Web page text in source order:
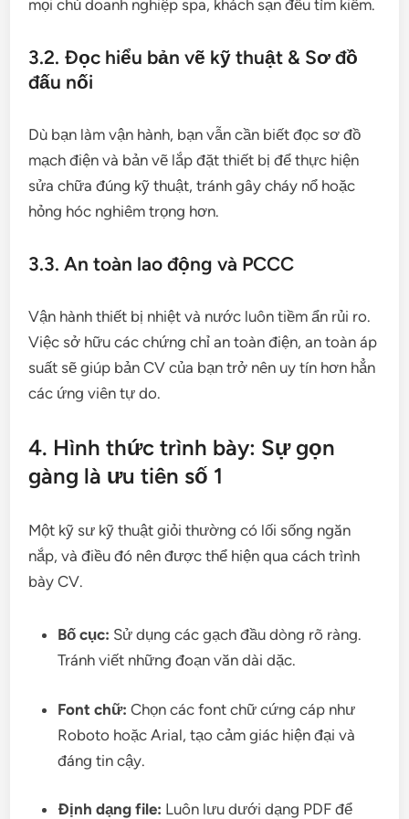
mọi chủ doanh nghiệp spa, khách sạn đều tìm kiếm.
3.2. Đọc hiểu bản vẽ kỹ thuật & Sơ đồ
đấu nối
Dù bạn làm vận hành, bạn vẫn cần biết đọc sơ đồ
mạch điện và bản vẽ lắp đặt thiết bị để thực hiện
sửa chữa đúng kỹ thuật, tránh gây cháy nổ hoặc
hỏng hóc nghiêm trọng hơn.
3.3. An toàn lao động và PCCC
Vận hành thiết bị nhiệt và nước luôn tiềm ẩn rủi ro.
Việc sở hữu các chứng chỉ an toàn điện, an toàn áp
suất sẽ giúp bản CV của bạn trở nên uy tín hơn hẳn
các ứng viên tự do.
4. Hình thức trình bày: Sự gọn
gàng là ưu tiên số 1
Một kỹ sư kỹ thuật giỏi thường có lối sống ngăn
nắp, và điều đó nên được thể hiện qua cách trình
bày CV.
Bố cục: Sử dụng các gạch đầu dòng rõ ràng.
Tránh viết những đoạn văn dài dặc.
Font chữ: Chọn các font chữ cứng cáp như
Roboto hoặc Arial, tạo cảm giác hiện đại và
đáng tin cậy.
Định dạng file: Luôn lưu dưới dạng PDF để